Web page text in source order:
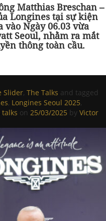
Matthias Breschan –
Longines tại sự kiện
vào Ngày 06.03 vừa
Seoul, nhằm ra mắt
thông toàn cầu.
Slider, The Talks and tagged
, Longines Seoul 2025,
talks on 25/03/2025 by Victor